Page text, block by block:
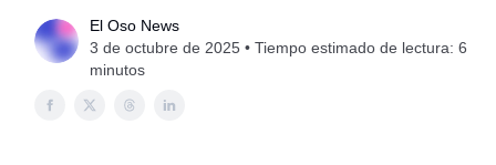
El Oso News
3 de octubre de 2025 • Tiempo estimado de lectura: 6
minutos